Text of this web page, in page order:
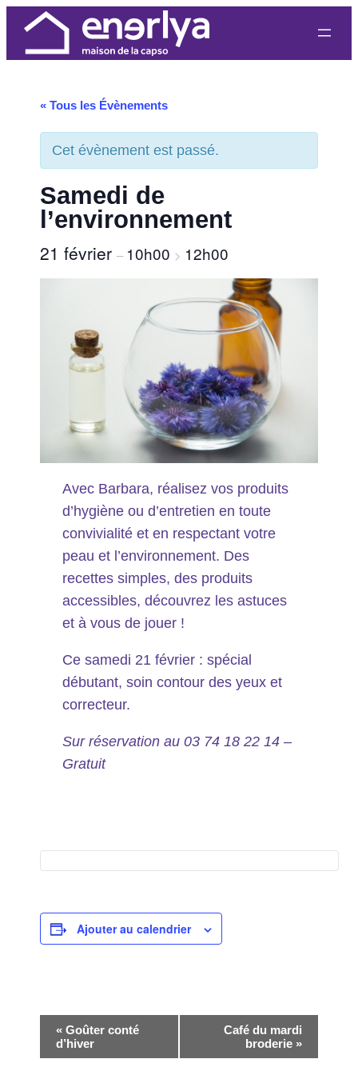
« Tous les Évènements
Cet évènement est passé.
Samedi de
l’environnement
21 février– 10h00 > 12h00
Avec Barbara, réalisez vos produits
d’hygiène ou d’entretien en toute
convivialité et en respectant votre
peau et l’environnement. Des
recettes simples, des produits
accessibles, découvrez les astuces
et à vous de jouer !
Ce samedi 21 février : spécial
débutant, soin contour des yeux et
correcteur.
Sur réservation au 03 74 18 22 14 –
Gratuit
Ajouter au calendrier
Navigation
Évènement
« Goûter conté
d’hiver
Café du mardi
broderie »